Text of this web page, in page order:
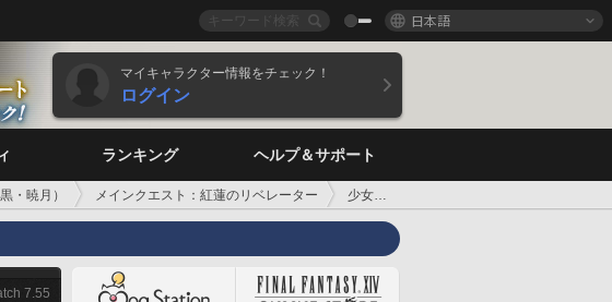
日本語
マイキャラクター情報をチェック！
ログイン
ランキング ヘルプ＆サポート
・暁月） メインクエスト：紅蓮のリベレーター 少女ノ目
7.55